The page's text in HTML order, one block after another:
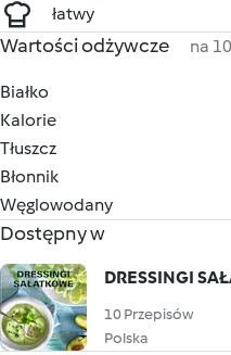
łatwy
Wartości odżywcze na
Białko
Kalorie
Tłuszcz
Błonnik
Węglowodany
Dostępny w
DRESSINGI
10 Przepisów
Polska